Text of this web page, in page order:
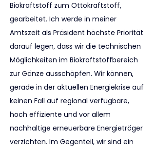
Biokraftstoff zum Ottokraftstoff,
gearbeitet. Ich werde in meiner
Amtszeit als Präsident höchste Priorität
darauf legen, dass wir die technischen
Möglichkeiten im Biokraftstoffbereich
zur Gänze ausschöpfen. Wir können,
gerade in der aktuellen Energiekrise auf
keinen Fall auf regional verfügbare,
hoch effiziente und vor allem
nachhaltige erneuerbare Energieträger
verzichten. Im Gegenteil, wir sind ein